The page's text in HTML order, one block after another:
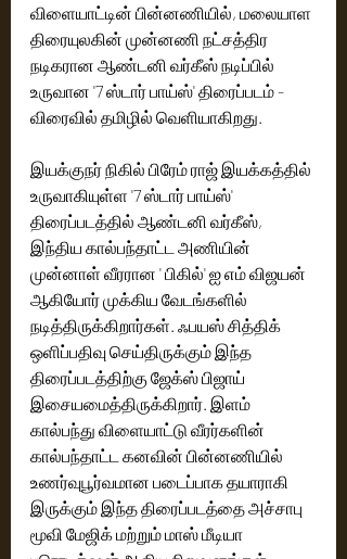
விளையாட்டின் பின்னணியில், மலையாள
திரையுலகின் முன்னணி நட்சத்திர
நடிகரான ஆண்டனி வர்கீஸ் நடிப்பில்
உருவான '7 ஸ்டார் பாய்ஸ்' திரைப்படம் -
விரைவில் தமிழில் வெளியாகிறது.
இயக்குநர் நிகில் பிரேம் ராஜ் இயக்கத்தில்
உருவாகியுள்ள '7 ஸ்டார் பாய்ஸ்'
திரைப்படத்தில் ஆண்டனி வர்கீஸ்,
இந்திய கால்பந்தாட்ட அணியின்
முன்னாள் வீரரான ' பிகில்' ஐ எம் விஜயன்
ஆகியோர் முக்கிய வேடங்களில்
நடித்திருக்கிறார்கள். ஃபயஸ் சித்திக்
ஒளிப்பதிவு செய்திருக்கும் இந்த
திரைப்படத்திற்கு ஜேக்ஸ் பிஜாய்
இசையமைத்திருக்கிறார். இளம்
கால்பந்து விளையாட்டு வீரர்களின்
கால்பந்தாட்ட கனவின் பின்னணியில்
உணர்வுபூர்வமான படைப்பாக தயாராகி
இருக்கும் இந்த திரைப்படத்தை அச்சாபு
மூவி மேஜிக் மற்றும் மாஸ் மீடியா